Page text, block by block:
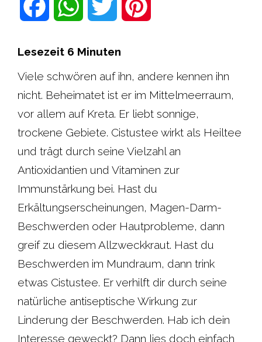
e
o
k
W
t
A
p
t
e
t
r
s
t
Lesezeit 6 Minuten
Viele schwören auf ihn, andere kennen ihn
nicht. Beheimatet ist er im Mittelmeerraum,
vor allem auf Kreta. Er liebt sonnige,
trockene Gebiete. Cistustee wirkt als Heiltee
und trägt durch seine Vielzahl an
Antioxidantien und Vitaminen zur
Immunstärkung bei. Hast du
Erkältungserscheinungen, Magen-Darm-
Beschwerden oder Hautprobleme, dann
greif zu diesem Allzweckkraut. Hast du
Beschwerden im Mundraum, dann trink
etwas Cistustee. Er verhilft dir durch seine
natürliche antiseptische Wirkung zur
Linderung der Beschwerden. Hab ich dein
Interesse geweckt? Dann lies doch einfach